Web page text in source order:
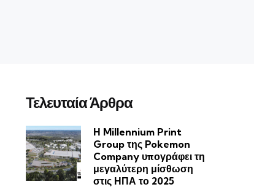
Τελευταία Άρθρα
Η Millennium Print
Group της Pokemon
Company υπογράφει τη
μεγαλύτερη μίσθωση
στις ΗΠΑ το 2025